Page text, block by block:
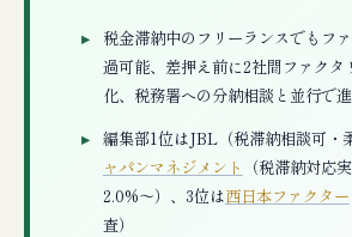
税金滞納中のフリーランスでもフ
過可能、差押え前に2社間ファクタ
化、税務署への分納相談と並行で
編集部1位はJBL（税滞納相談可・
ャパンマネジメント
（税滞納対応
2.0%〜）、3位は西日本ファクター
査）